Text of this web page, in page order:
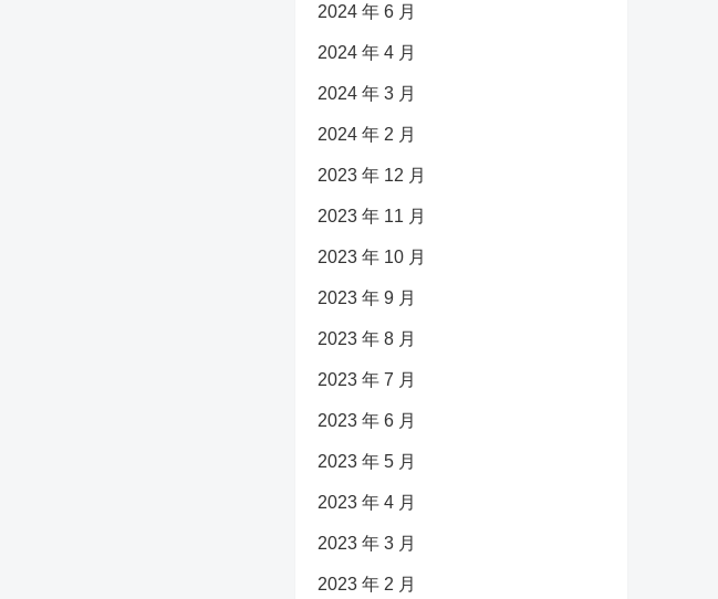
2024 年 6 月
2024 年 4 月
2024 年 3 月
2024 年 2 月
2023 年 12 月
2023 年 11 月
2023 年 10 月
2023 年 9 月
2023 年 8 月
2023 年 7 月
2023 年 6 月
2023 年 5 月
2023 年 4 月
2023 年 3 月
2023 年 2 月